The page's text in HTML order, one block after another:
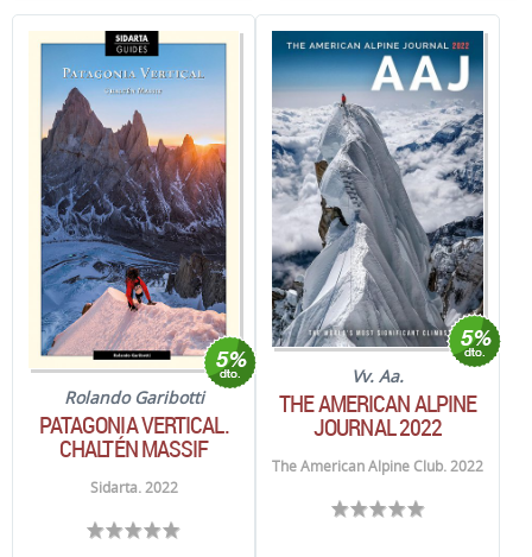
Rolando Garibotti
PATAGONIA VERTICAL.
CHALTÉN MASSIF
Sidarta. 2022
Vv. Aa.
THE AMERICAN ALPINE
JOURNAL 2022
The American Alpine Club. 2022